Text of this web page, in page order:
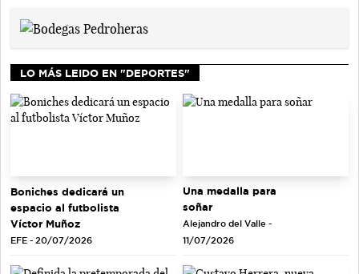
LO MÁS LEIDO EN "DEPORTES"
Boniches dedicará un
espacio al futbolista
Víctor Muñoz
EFE - 20/07/2026
Una medalla para
soñar
Alejandro del Valle -
11/07/2026